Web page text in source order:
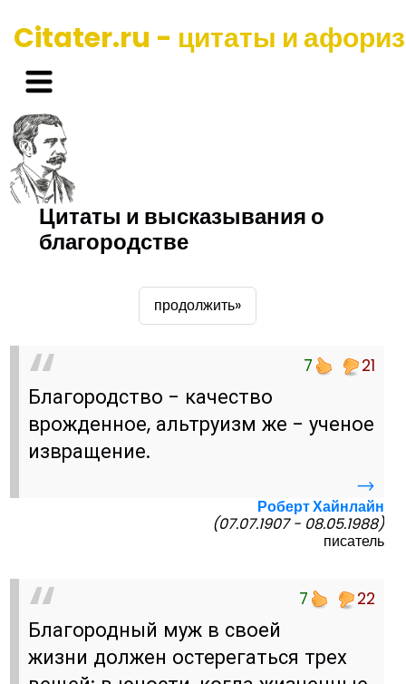
Citater.ru - цитаты и
Цитаты и высказывания о
благородстве
продолжить»
7 21
Благородство - качество
врожденное, альтруизм же - ученое
извращение.
→
Роберт Хайнлайн
(07.07.1907 - 08.05.1988)
писатель
7 22
Благородный муж в своей
жизни должен остерегаться трех